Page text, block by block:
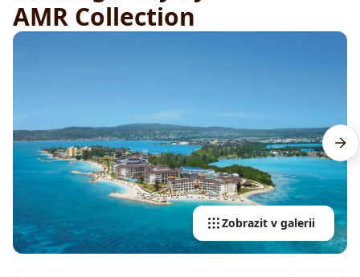
AMR Collection
Zobrazit v galerii